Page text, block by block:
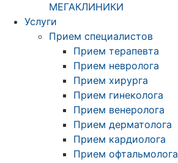
МЕГАКЛИНИКИ
Услуги
Прием специалистов
Прием терапевта
Прием невролога
Прием хирурга
Прием гинеколога
Прием венеролога
Прием дерматолога
Прием кардиолога
Прием офтальмолога